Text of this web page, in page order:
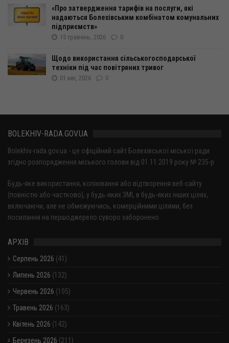
«Про затвердження тарифів на послуги, які
надаються Болехівським комбінатом комунальних
підприємств»
15 травень, 2026 0
Щодо використання сільськогосподарської
техніки під час повітряних тривог
01 кві, 2026 0
BOLEKHIV-RADA.GOV.UA
Bolekhiv-rada.gov.ua - це офіційний сайт Болехівської міської ради
згідно розпорядження міського голови від 01.11.2019 року № 235-р
Будь-яке використання, копіювання або відтворення веб-сайту
(повністю або частково), у будь-яких ЗМІ, в будь-яких інших цілях,
включаючи, але не обмежуючись, комерційними цілями, без
посилання на першоджерело суворо заборонено.
АРХІВ
Серпень 2026 (41)
Липень 2026 (132)
Червень 2026 (105)
Травень 2026 (163)
Квітень 2026 (142)
Березень 2026 (211)